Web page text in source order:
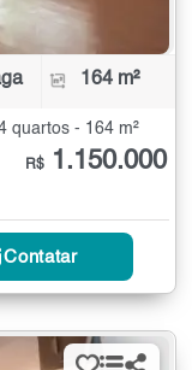
164 m²
quartos - 164 m²
R$ 1.150.000
Contatar